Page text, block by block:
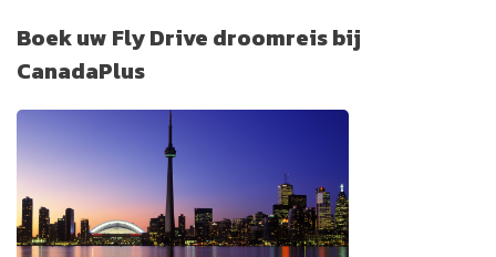
Boek uw Fly Drive droomreis bij
CanadaPlus